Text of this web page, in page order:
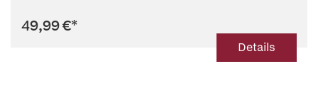
49,99 €*
Details